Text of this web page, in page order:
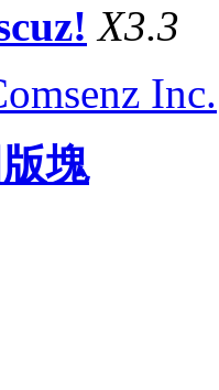
X3.3
Inc.
塊